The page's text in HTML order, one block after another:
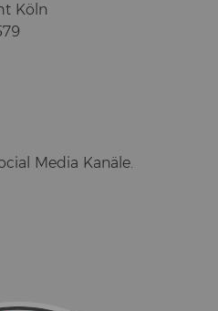
Köln
Media Ka­nä­le.